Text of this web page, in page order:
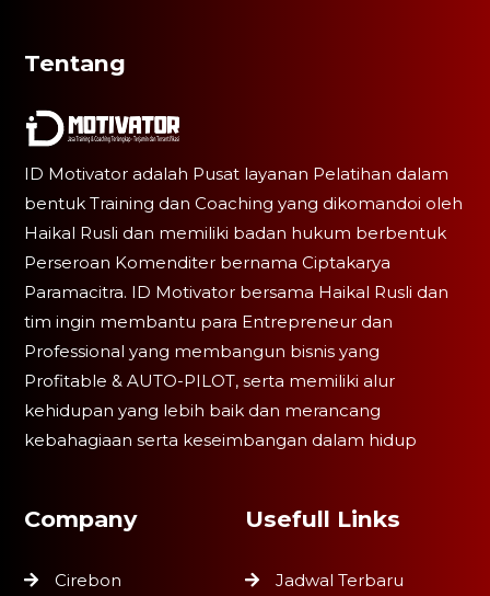
Tentang
ID Motivator adalah Pusat layanan Pelatihan dalam
bentuk Training dan Coaching yang dikomandoi oleh
Haikal Rusli dan memiliki badan hukum berbentuk
Perseroan Komenditer bernama Ciptakarya
Paramacitra. ID Motivator bersama Haikal Rusli dan
tim ingin membantu para Entrepreneur dan
Professional yang membangun bisnis yang
Profitable & AUTO-PILOT, serta memiliki alur
kehidupan yang lebih baik dan merancang
kebahagiaan serta keseimbangan dalam hidup
Company
Cirebon
Usefull Links
Jadwal Terbaru